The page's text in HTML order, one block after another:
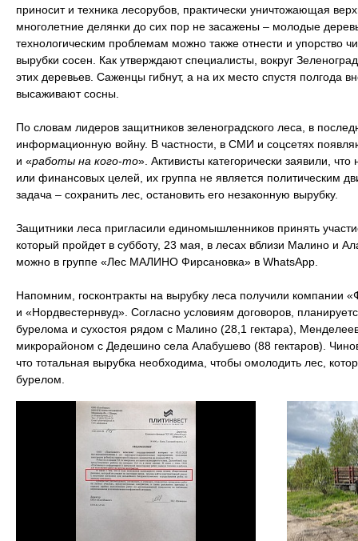
приносит и техника лесорубов, практически уничтожающая
многолетние делянки до сих пор не засажены – молодые
технологическим проблемам можно также отнести и упорство
вырубки сосен. Как утверждают специалисты, вокруг
этих деревьев. Саженцы гибнут, а на их место спустя полгода
высаживают сосны.
По словам лидеров защитников зеленоградского леса, в
информационную войну. В частности, в СМИ и соцсетях
и «работы на кого-то». Активисты категорически заявили,
или финансовых целей, их группа не является политическим
задача – сохранить лес, остановить его незаконную вырубку.
Защитники леса пригласили единомышленников принять
который пройдет в субботу, 23 мая, в лесах вблизи Малино и
можно в группе «Лес МАЛИНО Фирсановка» в WhatsApp.
Напомним, госконтракты на вырубку леса получили компании
и «Нордвестернвуд». Согласно условиям договоров,
бурелома и сухостоя рядом с Малино (28,1 гектара),
микрорайоном с Дедешино села Алабушево (88 гектаров).
что тотальная вырубка необходима, чтобы омолодить лес,
бурелом.